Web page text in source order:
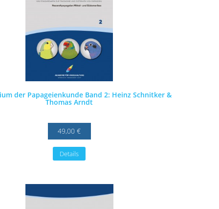
der Papageienkunde Band 2: Heinz Schnitker &
Thomas Arndt
49,00 €
Details